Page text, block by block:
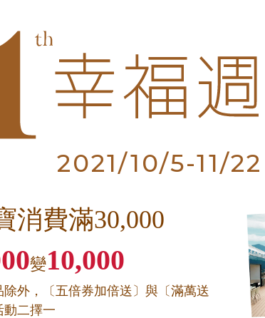
2021/10/5-11/22
消費滿30,000
變10,000
除外，〔五倍券加倍送〕與〔滿萬送
動二擇一